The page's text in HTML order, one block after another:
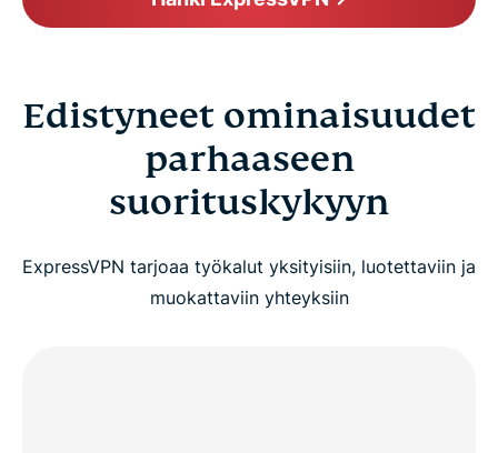
Edistyneet ominaisuudet
parhaaseen
suorituskykyyn
ExpressVPN tarjoaa työkalut yksityisiin, luotettaviin ja
muokattaviin yhteyksiin